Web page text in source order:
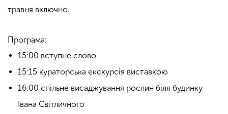
травня включно.
Програма:
15:00 вступне слово
15:15 кураторська екскурсія виставкою
16:00 спільне висаджування рослин біля будинку
Івана Світличного